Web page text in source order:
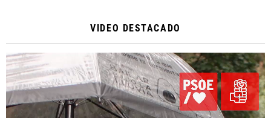
VIDEO DESTACADO
Reproductor
de
vídeo